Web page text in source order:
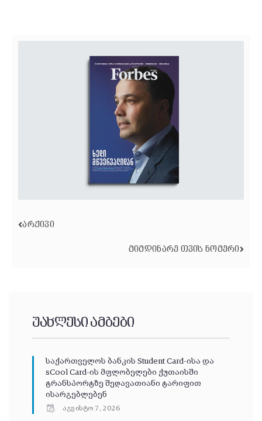
ᲐᲠᲥᲘᲕᲘ
ᲛᲘᲛᲓᲘᲜᲐᲠᲔ ᲗᲕᲘᲡ ᲜᲝᲛᲔᲠᲘ
უახლესი ამბები
საქართველოს ბანკის Student Card-ისა და
sCool Card-ის მფლობელები ქუთაისში
ტრანსპორტზე შეღავათიანი ტარიფით
ისარგებლებენ
აგვისტო 7, 2026